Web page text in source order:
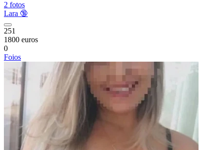
2 fotos
Lara 🔞
251
1800 euros
0
Foios